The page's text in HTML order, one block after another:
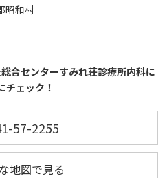
昭和村
合センターすみれ荘診療所内科に
チェック！
57-2255
地図で見る